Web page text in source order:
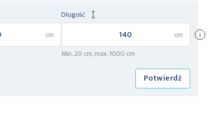
Długość
Min. 20 cm, max. 1000 cm
Potwierdź